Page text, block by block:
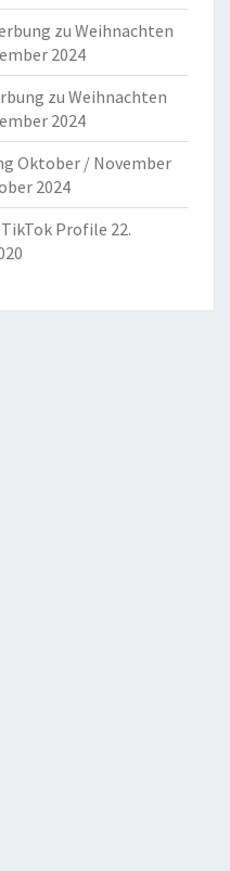
zu Weihnachten
2024
zu Weihnachten
2024
Oktober / November
2024
Profile 22.